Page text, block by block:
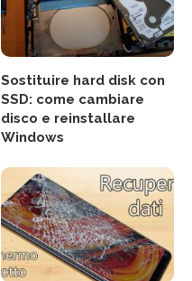
Sostituire hard disk con
SSD: come cambiare
disco e reinstallare
Windows